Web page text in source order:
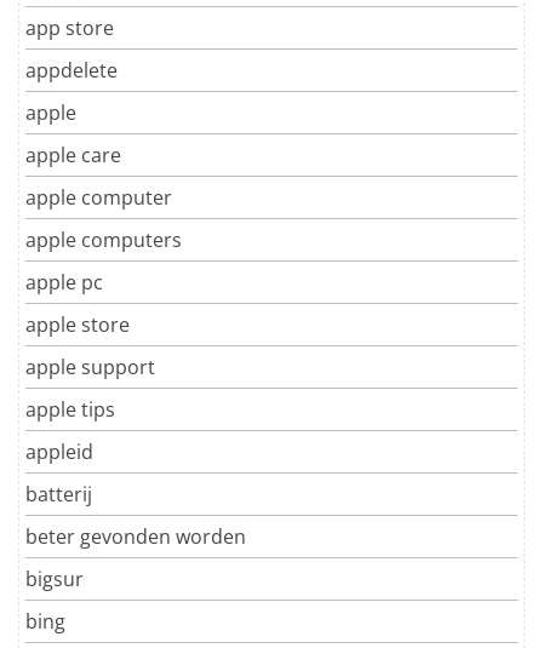
app store
appdelete
apple
apple care
apple computer
apple computers
apple pc
apple store
apple support
apple tips
appleid
batterij
beter gevonden worden
bigsur
bing